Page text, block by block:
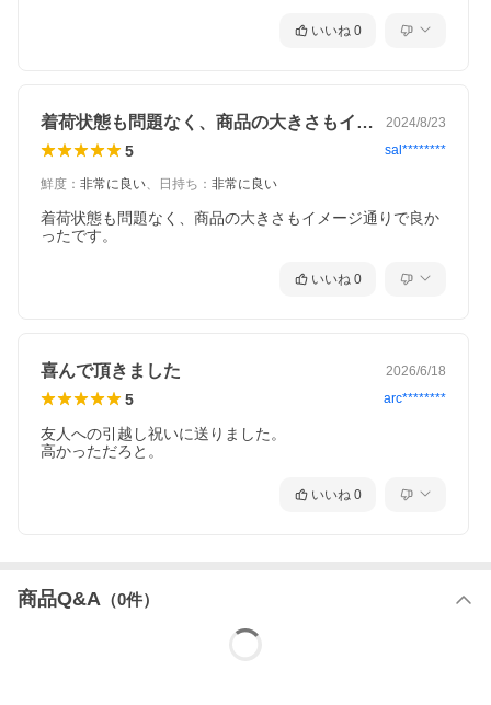
いいね 0
着荷状態も問題なく、商品の大きさもイメ… 2024/8/23
5 sal********
鮮度 ： 非常に良い、 日持ち ： 非常に良い
着荷状態も問題なく、商品の大きさもイメージ通りで良か
ったです。
いいね 0
喜んで頂きました 2026/6/18
5 arc********
友人への引越し祝いに送りました。
高かっただろと。
いいね 0
商品Q&A （0件）